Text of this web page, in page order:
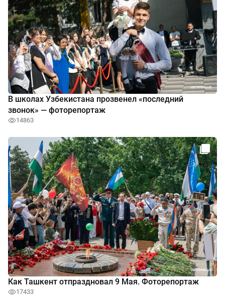
В школах Узбекистана прозвенел «последний
звонок» — фоторепортаж
14863
Как Ташкент отпраздновал 9 Мая. Фоторепортаж
17433